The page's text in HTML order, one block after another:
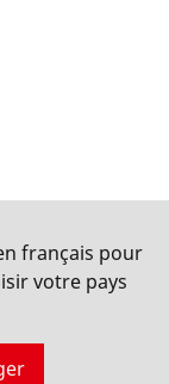
français pour
votre pays